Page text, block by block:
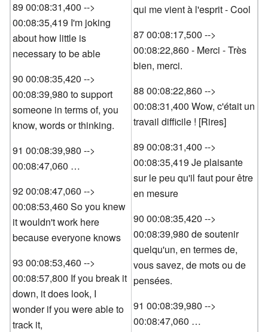
89 00:08:31,400 -->
00:08:35,419 I'm joking
about how little is
necessary to be able
90 00:08:35,420 -->
00:08:39,980 to support
someone in terms of, you
know, words or thinking.
91 00:08:39,980 -->
00:08:47,060 …
92 00:08:47,060 -->
00:08:53,460 So you knew
it wouldn't work here
because everyone knows
93 00:08:53,460 -->
00:08:57,800 If you break it
down, it does look, I
wonder if you were able to
track it,
qui me vient à l'esprit - Cool
87 00:08:17,500 -->
00:08:22,860 - Merci - Très
bien, merci.
88 00:08:22,860 -->
00:08:31,400 Wow, c'était un
travail difficile ! [Rires]
89 00:08:31,400 -->
00:08:35,419 Je plaisante
sur le peu qu'il faut pour être
en mesure
90 00:08:35,420 -->
00:08:39,980 de soutenir
quelqu'un, en termes de,
vous savez, de mots ou de
pensées.
91 00:08:39,980 -->
00:08:47,060 …